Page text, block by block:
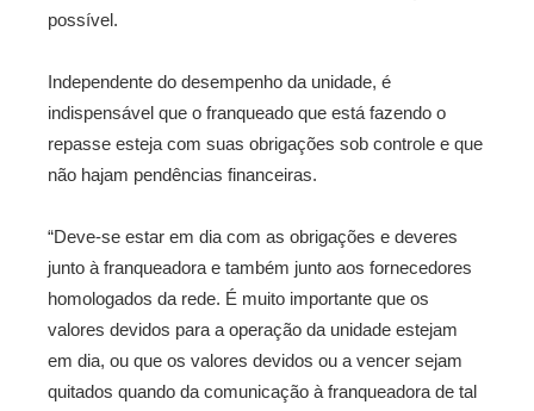
possível.
Independente do desempenho da unidade, é
indispensável que o franqueado que está fazendo o
repasse esteja com suas obrigações sob controle e que
não hajam pendências financeiras.
“Deve-se estar em dia com as obrigações e deveres
junto à franqueadora e também junto aos fornecedores
homologados da rede. É muito importante que os
valores devidos para a operação da unidade estejam
em dia, ou que os valores devidos ou a vencer sejam
quitados quando da comunicação à franqueadora de tal